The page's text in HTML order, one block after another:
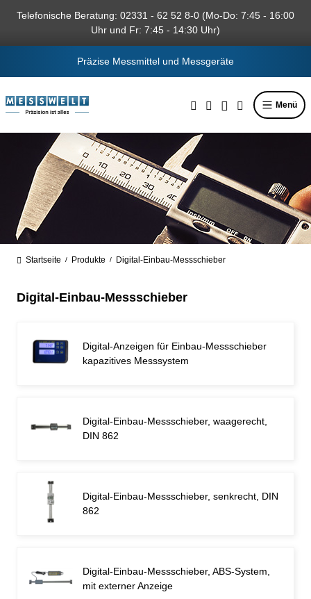
springen
Telefonische Beratung: 02331 - 62 52 8-0 (Mo-Do: 7:45 - 16:00
Uhr und Fr: 7:45 - 14:30 Uhr)
Präzise Messmittel und Messgeräte
Menü
Startseite / Produkte / Digital-Einbau-Messschieber
Digital-Einbau-Messschieber
Digital-Anzeigen für Einbau-Messschieber
kapazitives Messsystem
Digital-Einbau-Messschieber, waagerecht,
DIN 862
Digital-Einbau-Messschieber, senkrecht, DIN
862
Digital-Einbau-Messschieber, ABS-System,
mit externer Anzeige